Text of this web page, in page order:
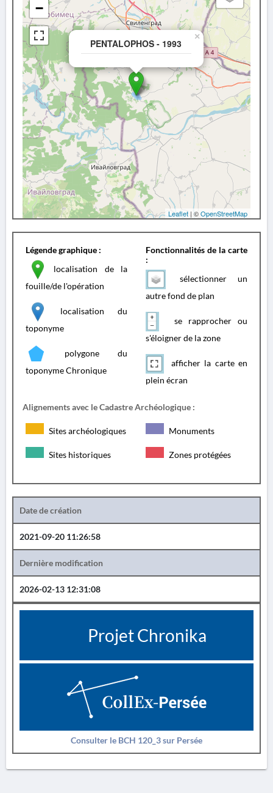
PENTALOPHOS - 1993
×
−
Leaflet | ©OpenStreetMap
Légende graphique :
localisation de la
fouille/de l'opération
localisation du
toponyme
polygone du
toponyme Chronique
Fonctionnalités de la carte
:
sélectionner un
autre fond de plan
se rapprocher ou
s'éloigner de la zone
afficher la carte en
plein écran
Alignements avec le Cadastre Archéologique :
Sites archéologiques Monuments
Sites historiques Zones protégées
Date de création
2021-09-20 11:26:58
Dernière modification
2026-02-13 12:31:08
Projet Chronika
Consulter le BCH 120_3 sur Persée